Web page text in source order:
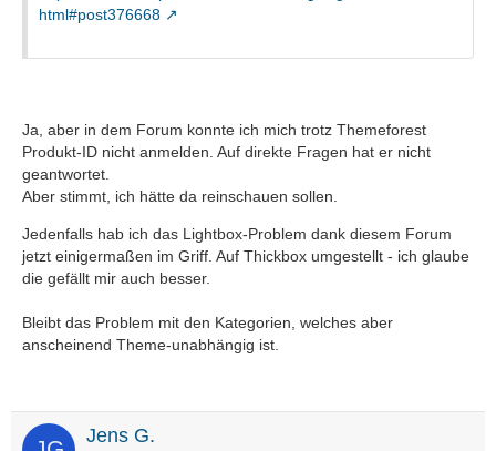
html#post376668
Ja, aber in dem Forum konnte ich mich trotz Themeforest
Produkt-ID nicht anmelden. Auf direkte Fragen hat er nicht
geantwortet.
Aber stimmt, ich hätte da reinschauen sollen.
Jedenfalls hab ich das Lightbox-Problem dank diesem Forum
jetzt einigermaßen im Griff. Auf Thickbox umgestellt - ich glaube
die gefällt mir auch besser.
Bleibt das Problem mit den Kategorien, welches aber
anscheinend Theme-unabhängig ist.
Jens G.